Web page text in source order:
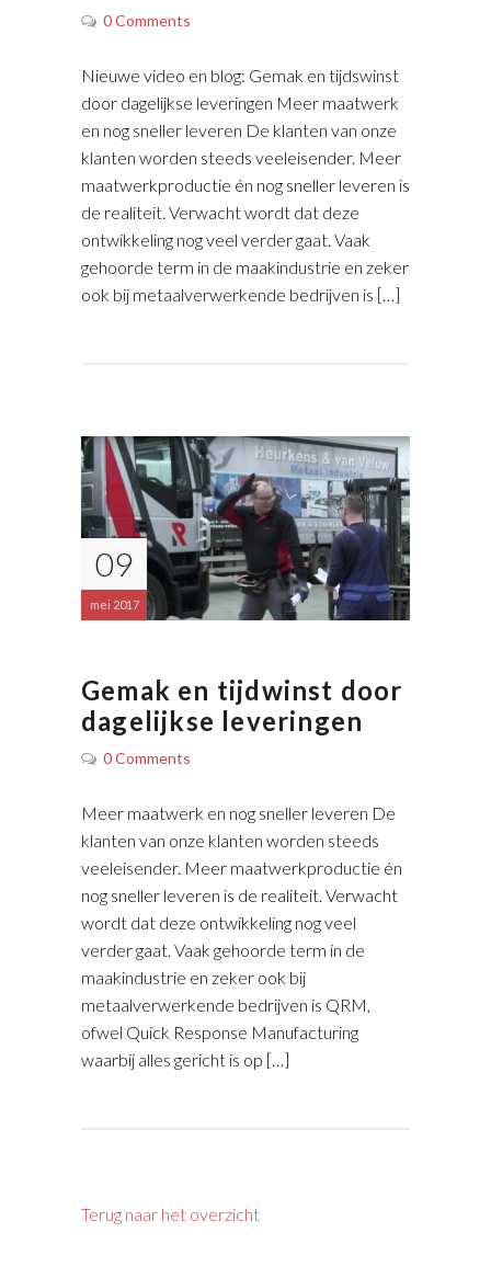
0 Comments
Nieuwe video en blog: Gemak en tijdswinst
door dagelijkse leveringen Meer maatwerk
en nog sneller leveren De klanten van onze
klanten worden steeds veeleisender. Meer
maatwerkproductie én nog sneller leveren is
de realiteit. Verwacht wordt dat deze
ontwikkeling nog veel verder gaat. Vaak
gehoorde term in de maakindustrie en zeker
ook bij metaalverwerkende bedrijven is […]
09
mei 2017
Gemak en tijdwinst door
dagelijkse leveringen
0 Comments
Meer maatwerk en nog sneller leveren De
klanten van onze klanten worden steeds
veeleisender. Meer maatwerkproductie én
nog sneller leveren is de realiteit. Verwacht
wordt dat deze ontwikkeling nog veel
verder gaat. Vaak gehoorde term in de
maakindustrie en zeker ook bij
metaalverwerkende bedrijven is QRM,
ofwel Quick Response Manufacturing
waarbij alles gericht is op […]
Terug naar het overzicht